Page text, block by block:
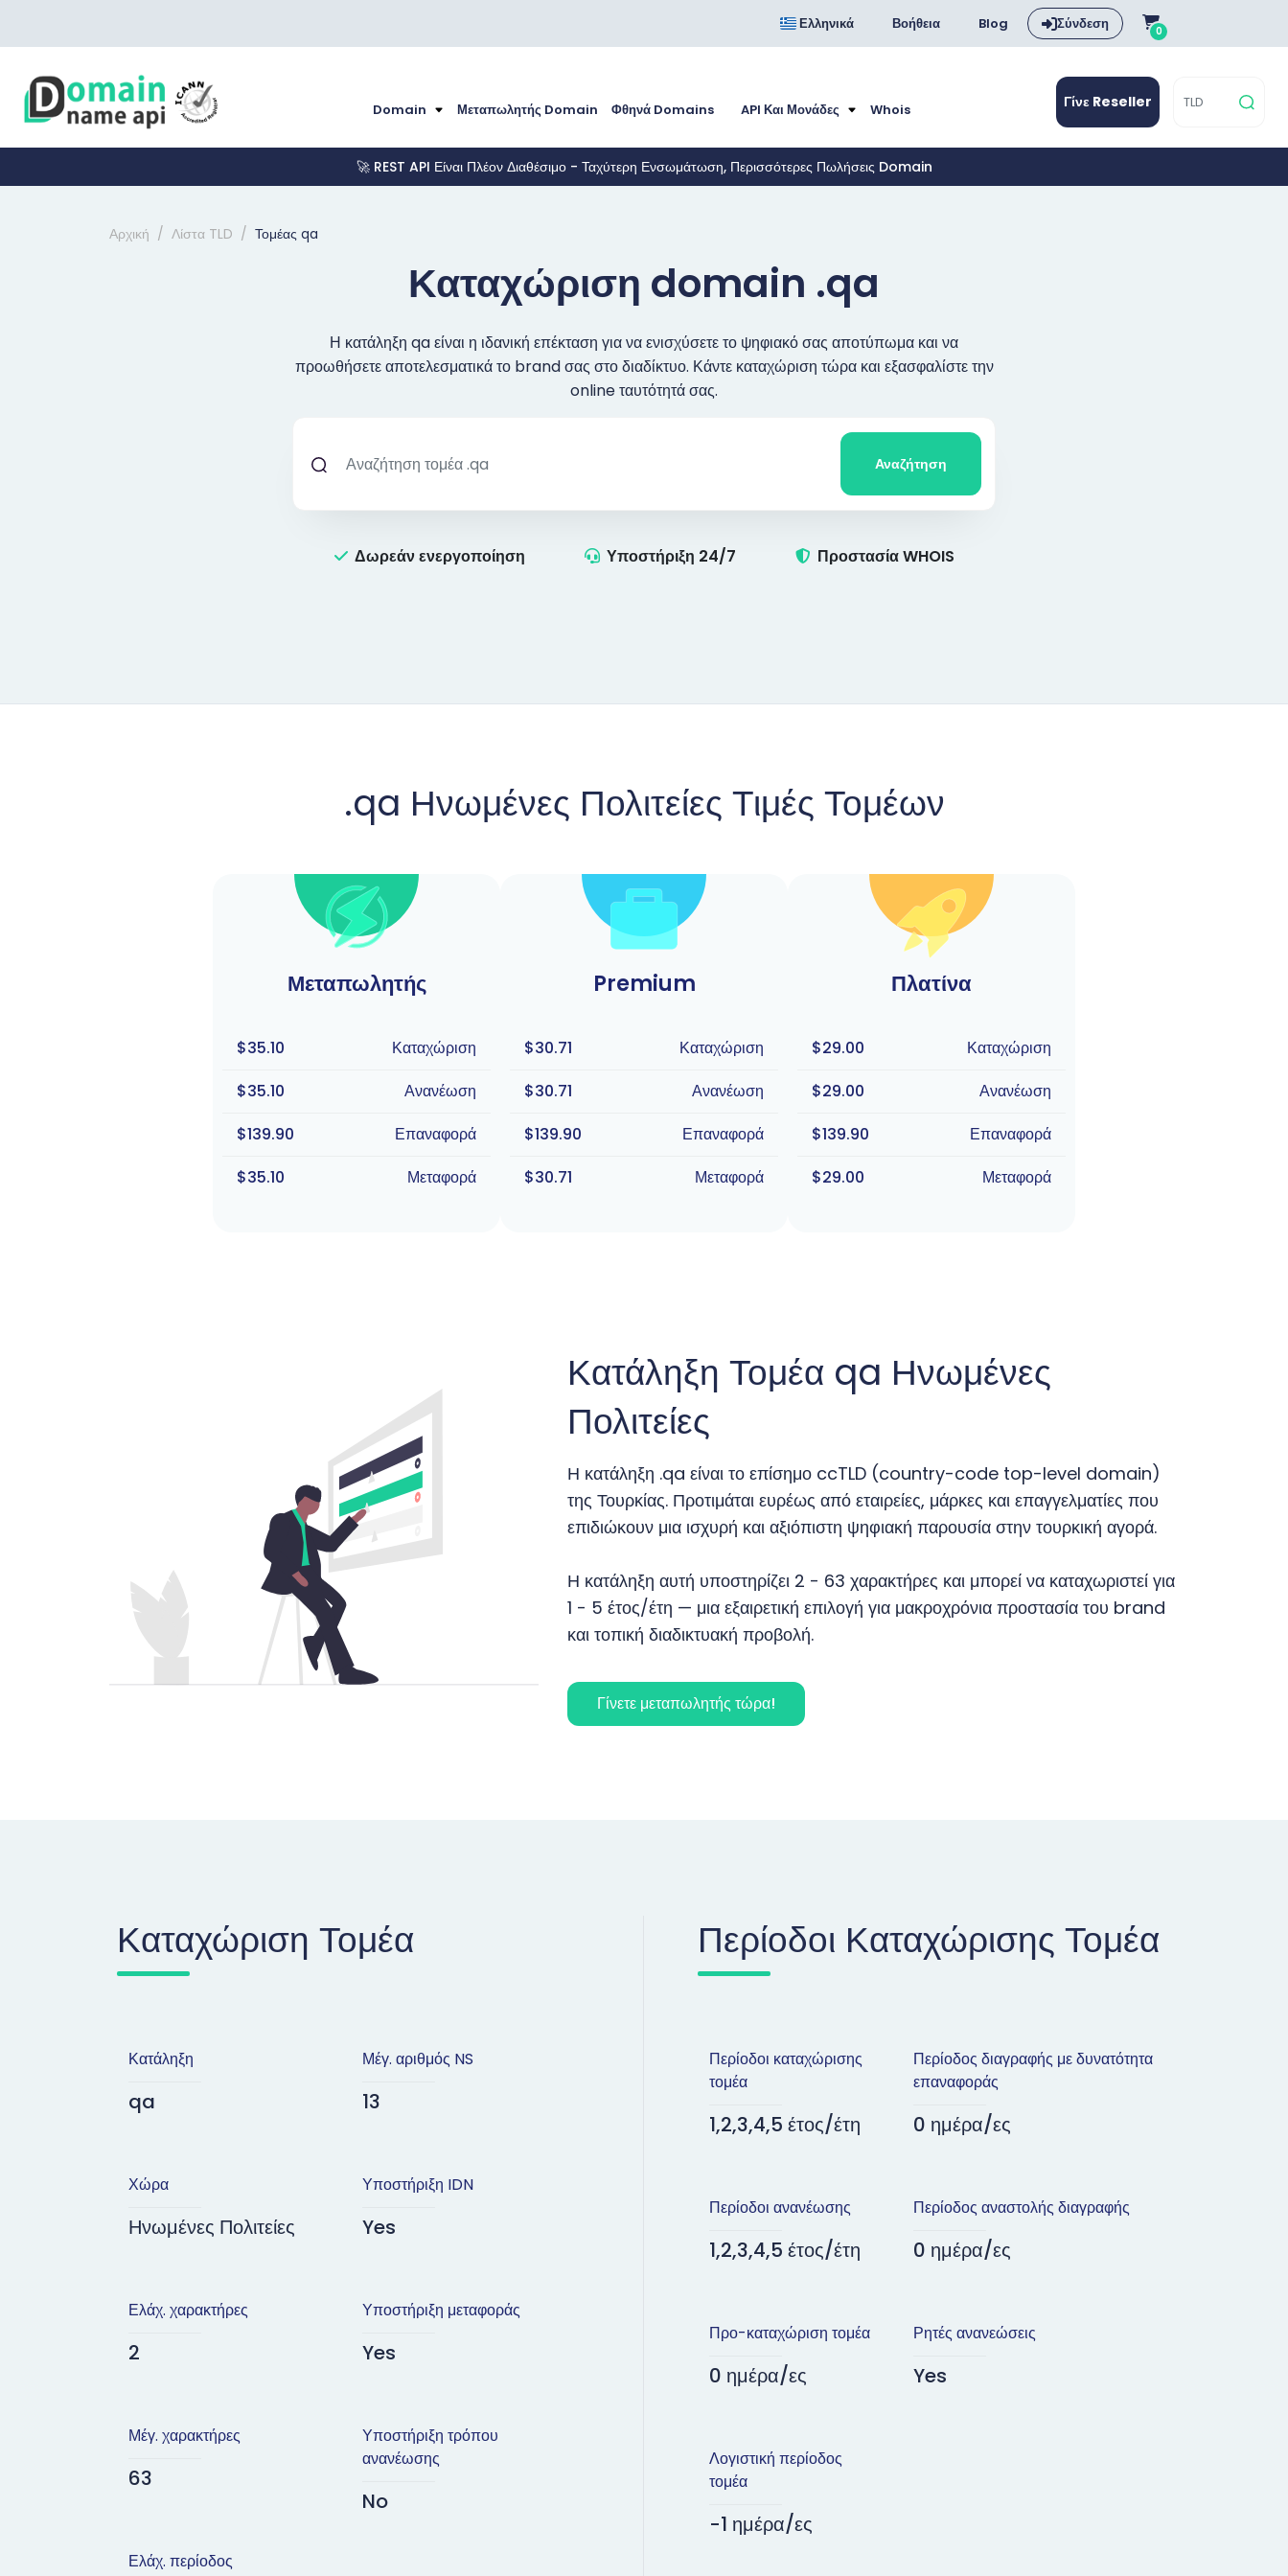
Ελληνικά Βοήθεια Blog Σύνδεση 0
Domain Μεταπωλητής Domain Φθηνά Domains API Και Μονάδες Whois Γίνε Reseller
🚀 REST API Είναι Πλέον Διαθέσιμο - Ταχύτερη Ενσωμάτωση, Περισσότερες Πωλήσεις Domain
Αρχική Λίστα TLD Τομέας qa
Καταχώριση domain .qa
Η κατάληξη qa είναι η ιδανική επέκταση για να ενισχύσετε το ψηφιακό σας αποτύπωμα και να
προωθήσετε αποτελεσματικά το brand σας στο διαδίκτυο. Κάντε καταχώριση τώρα και εξασφαλίστε την
online ταυτότητά σας.
Αναζήτηση
Δωρεάν ενεργοποίηση Υποστήριξη 24/7 Προστασία WHOIS
.qa Ηνωμένες Πολιτείες Τιμές Τομέων
Μεταπωλητής
$35.10
Καταχώριση
$35.10
Ανανέωση
$139.90
Επαναφορά
$35.10
Μεταφορά
Premium
$30.71
Καταχώριση
$30.71
Ανανέωση
$139.90
Επαναφορά
$30.71
Μεταφορά
Πλατίνα
$29.00
Καταχώριση
$29.00
Ανανέωση
$139.90
Επαναφορά
$29.00
Μεταφορά
Κατάληξη Τομέα qa Ηνωμένες
Πολιτείες
Η κατάληξη .qa είναι το επίσημο ccTLD (country-code top-level domain)
της Τουρκίας. Προτιμάται ευρέως από εταιρείες, μάρκες και επαγγελματίες που
επιδιώκουν μια ισχυρή και αξιόπιστη ψηφιακή παρουσία στην τουρκική αγορά.
Η κατάληξη αυτή υποστηρίζει 2 - 63 χαρακτήρες και μπορεί να καταχωριστεί για
1 - 5 έτος/έτη — μια εξαιρετική επιλογή για μακροχρόνια προστασία του brand
και τοπική διαδικτυακή προβολή.
Γίνετε μεταπωλητής τώρα!
Καταχώριση Τομέα
Κατάληξη
qa
Χώρα
Ηνωμένες Πολιτείες
Ελάχ. χαρακτήρες
2
Μέγ. χαρακτήρες
63
Ελάχ. περίοδος
Μέγ. αριθμός NS
13
Υποστήριξη IDN
Yes
Υποστήριξη μεταφοράς
Yes
Υποστήριξη τρόπου
ανανέωσης
No
Περίοδοι Καταχώρισης Τομέα
Περίοδοι καταχώρισης
τομέα
1,2,3,4,5 έτος/έτη
Περίοδοι ανανέωσης
1,2,3,4,5 έτος/έτη
Προ-καταχώριση τομέα
0 ημέρα/ες
Λογιστική περίοδος
τομέα
-1 ημέρα/ες
Περίοδος διαγραφής με δυνατότητα
επαναφοράς
0 ημέρα/ες
Περίοδος αναστολής διαγραφής
0 ημέρα/ες
Ρητές ανανεώσεις
Yes